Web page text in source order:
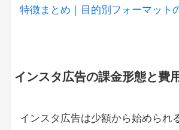
特徴まとめ｜目的別フォーマット
インスタ広告の課金形態と費
インスタ広告は少額から始められ